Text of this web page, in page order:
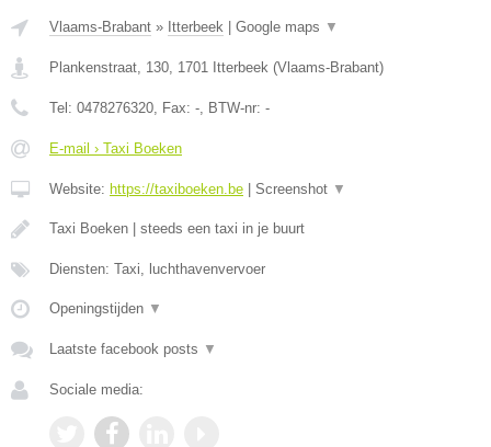
Vlaams-Brabant » Itterbeek Google maps ▼
Plankenstraat, 130, 1701 Itterbeek (Vlaams-Brabant)
Tel: 0478276320, Fax: -, BTW-nr: -
E-mail › Taxi Boeken
Website: https://taxiboeken.be Screenshot ▼
Taxi Boeken | steeds een taxi in je buurt
Diensten: Taxi, luchthavenvervoer
Openingstijden ▼
Laatste facebook posts ▼
Sociale media: